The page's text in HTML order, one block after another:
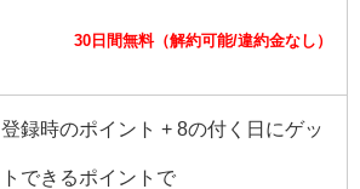
30日間無料（解約可能/違約金なし）
登録時のポイント + 8の付く日にゲッ
トできるポイントで